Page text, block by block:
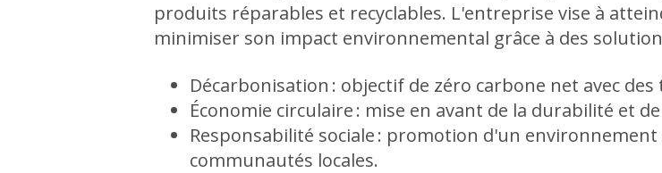
produits réparables et recyclables. L'entreprise vise à
minimiser son impact environnemental grâce à des
Décarbonisation : objectif de zéro carbone net avec
Économie circulaire : mise en avant de la durabilité et
Responsabilité sociale : promotion d'un
communautés locales.